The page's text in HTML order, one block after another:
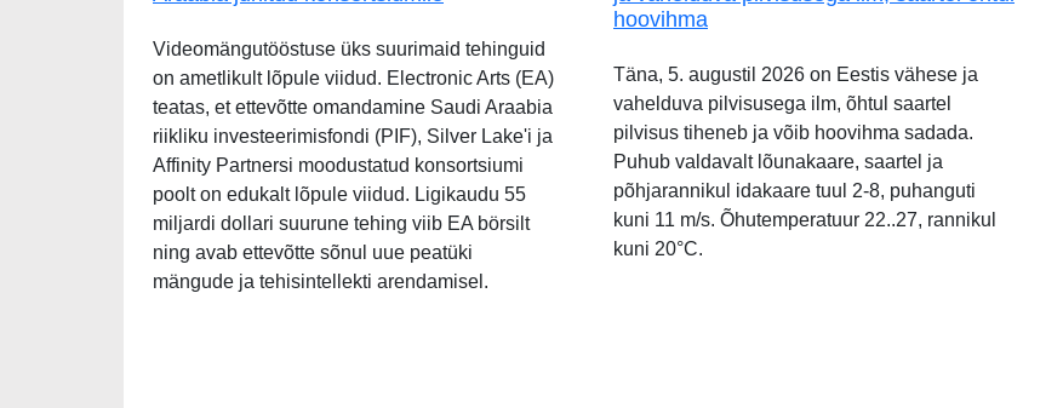
Videomängutööstuse üks suurimaid tehinguid
on ametlikult lõpule viidud. Electronic Arts (EA)
teatas, et ettevõtte omandamine Saudi Araabia
riikliku investeerimisfondi (PIF), Silver Lake'i ja
Affinity Partnersi moodustatud konsortsiumi
poolt on edukalt lõpule viidud. Ligikaudu 55
miljardi dollari suurune tehing viib EA börsilt
ning avab ettevõtte sõnul uue peatüki
mängude ja tehisintellekti arendamisel.
hoovihma
Täna, 5. augustil 2026 on Eestis vähese ja
vahelduva pilvisusega ilm, õhtul saartel
pilvisus tiheneb ja võib hoovihma sadada.
Puhub valdavalt lõunakaare, saartel ja
põhjarannikul idakaare tuul 2-8, puhanguti
kuni 11 m/s. Õhutemperatuur 22..27, rannikul
kuni 20°C.